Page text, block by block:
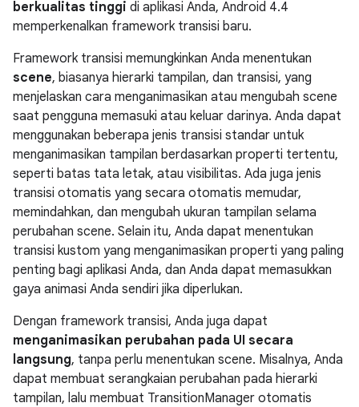
berkualitas tinggi di aplikasi Anda, Android 4.4
memperkenalkan framework transisi baru.
Framework transisi memungkinkan Anda menentukan
scene, biasanya hierarki tampilan, dan transisi, yang
menjelaskan cara menganimasikan atau mengubah scene
saat pengguna memasuki atau keluar darinya. Anda dapat
menggunakan beberapa jenis transisi standar untuk
menganimasikan tampilan berdasarkan properti tertentu,
seperti batas tata letak, atau visibilitas. Ada juga jenis
transisi otomatis yang secara otomatis memudar,
memindahkan, dan mengubah ukuran tampilan selama
perubahan scene. Selain itu, Anda dapat menentukan
transisi kustom yang menganimasikan properti yang paling
penting bagi aplikasi Anda, dan Anda dapat memasukkan
gaya animasi Anda sendiri jika diperlukan.
Dengan framework transisi, Anda juga dapat
menganimasikan perubahan pada UI secara
langsung, tanpa perlu menentukan scene. Misalnya, Anda
dapat membuat serangkaian perubahan pada hierarki
tampilan, lalu membuat TransitionManager otomatis